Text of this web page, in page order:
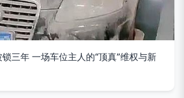
三年 一场车位主人的“顶真”维权与新